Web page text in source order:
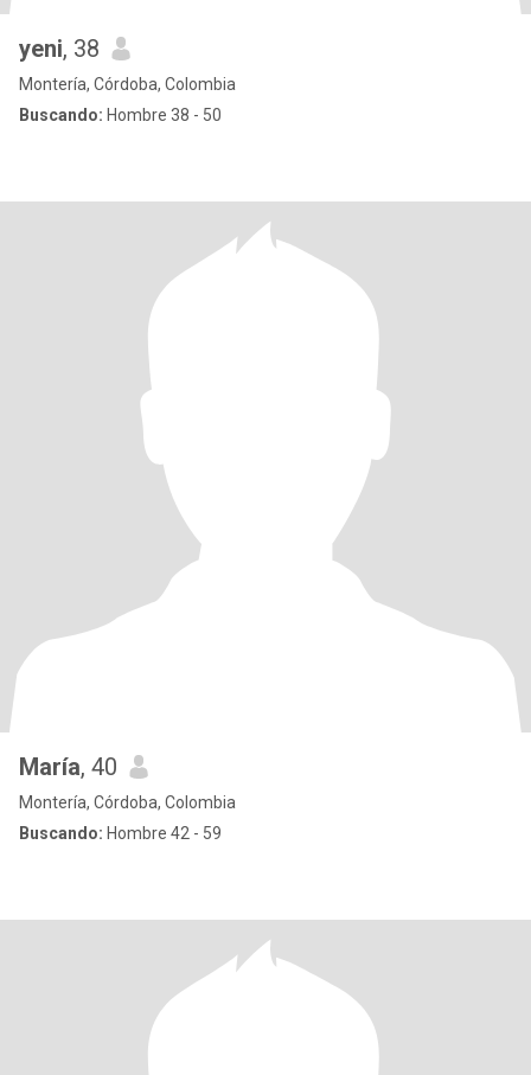
yeni, 38
Montería, Córdoba, Colombia
Buscando: Hombre 38 - 50
María, 40
Montería, Córdoba, Colombia
Buscando: Hombre 42 - 59